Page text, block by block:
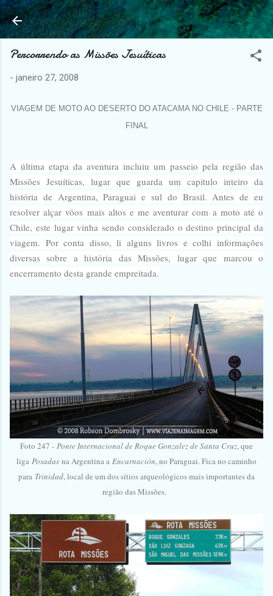
Pular para o conteúdo principal
Percorrendo as Missões Jesuíticas
- janeiro 27, 2008
VIAGEM DE MOTO AO DESERTO DO ATACAMA NO CHILE - PARTE
FINAL
A última etapa da aventura incluiu um passeio pela região das
Missões Jesuíticas, lugar que guarda um capítulo inteiro da
história de Argentina, Paraguai e sul do Brasil. Antes de eu
resolver alçar vôos mais altos e me aventurar com a moto até o
Chile, este lugar vinha sendo considerado o destino principal da
viagem. Por conta disso, li alguns livros e colhi informações
diversas sobre a história das Missões, lugar que marcou o
encerramento desta grande empreitada.
Foto 247 - Ponte Internacional de Roque Gonzalez de Santa Cruz, que
liga Posadas na Argentina a Encarnación, no Paraguai. Fica no caminho
para Trinidad, local de um dos sítios arqueológicos mais importantes da
região das Missões.